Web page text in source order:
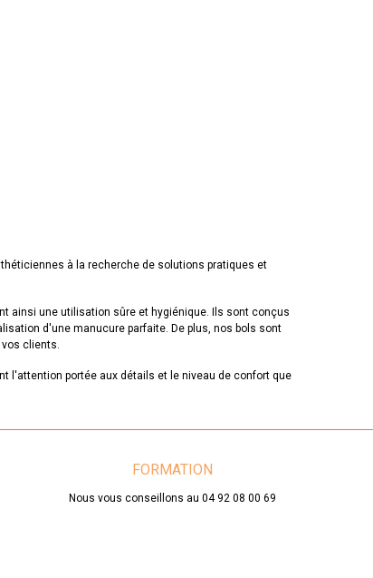
à la recherche de solutions pratiques et
ainsi une utilisation sûre et hygiénique. Ils sont conçus
d'une manucure parfaite. De plus, nos bols sont
clients.
l'attention portée aux détails et le niveau de confort que
FORMATION
Nous vous conseillons au 04 92 08 00 69